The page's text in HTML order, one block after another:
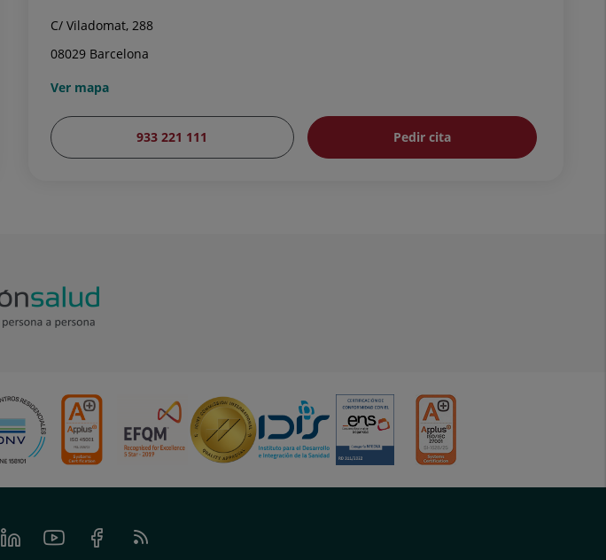
C/ Viladomat, 288
08029 Barcelona
Ver mapa
933 221 111 Pedir cita
LinkedinYoutube FacebookFeed
RSS